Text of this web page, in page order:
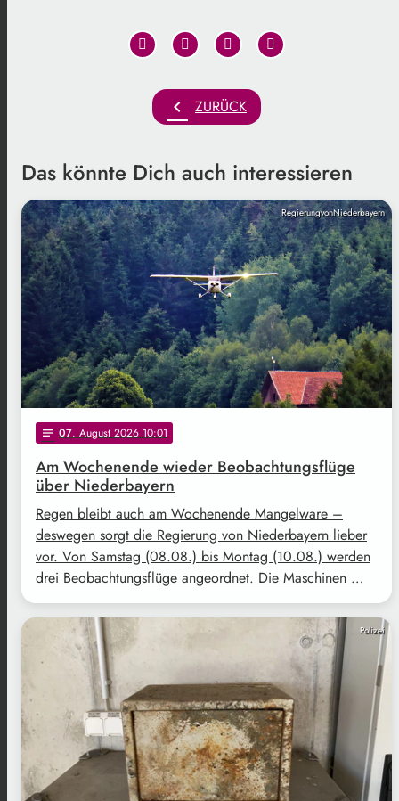
chevron_left ZURÜCK
Das könnte Dich auch interessieren
RegierungvonNiederbayern
notes 07. August 2026 10:01
Am Wochenende wieder Beobachtungsflüge
über Niederbayern
Regen bleibt auch am Wochenende Mangelware –
deswegen sorgt die Regierung von Niederbayern lieber
vor. Von Samstag (08.08.) bis Montag (10.08.) werden
drei Beobachtungsflüge angeordnet. Die Maschinen …
Polizei